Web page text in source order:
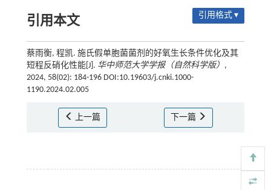
引用本文 引用格式 ▾
蔡雨衡, 程凯. 施氏假单胞菌菌剂的好氧生长条件优化及其
短程反硝化性能[J]. 华中师范大学学报（自然科学版） ,
2024, 58(02): 184-196 DOI:10.19603/j.cnki.1000-
1190.2024.02.005
上一篇 下一篇